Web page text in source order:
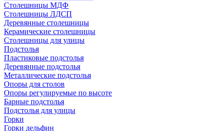
Столешницы МДФ
Столешницы ЛДСП
Деревянные столешницы
Керамические столешницы
Столешницы для улицы
Подстолья
Пластиковые подстолья
Деревянные подстолья
Металлические подстолья
Опоры для столов
Опоры регулируемые по высоте
Барные подстолья
Подстолья для улицы
Горки
Горки дельфин